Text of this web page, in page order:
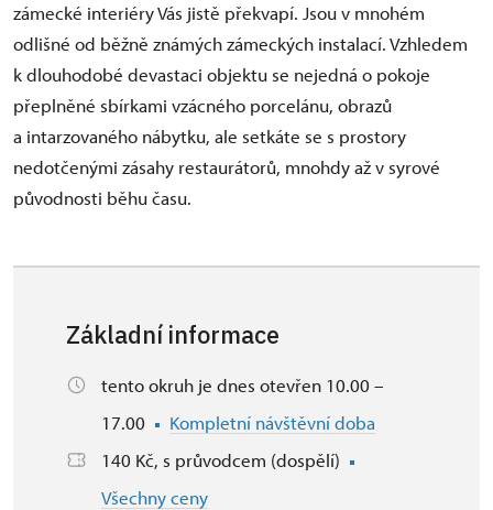
zámecké interiéry Vás jistě překvapí. Jsou v mnohém
odlišné od běžně známých zámeckých instalací. Vzhledem
k dlouhodobé devastaci objektu se nejedná o pokoje
přeplněné sbírkami vzácného porcelánu, obrazů
a intarzovaného nábytku, ale setkáte se s prostory
nedotčenými zásahy restaurátorů, mnohdy až v syrové
původnosti běhu času.
Základní informace
tento okruh je dnes otevřen 10.00 –
17.00
Kompletní návštěvní doba
140 Kč, s průvodcem (dospělí)
Všechny ceny